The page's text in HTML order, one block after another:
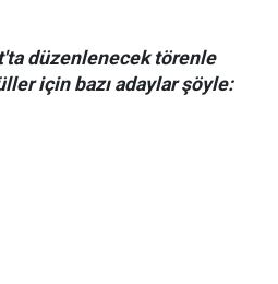
düzenlenecek törenle
için bazı adaylar şöyle: